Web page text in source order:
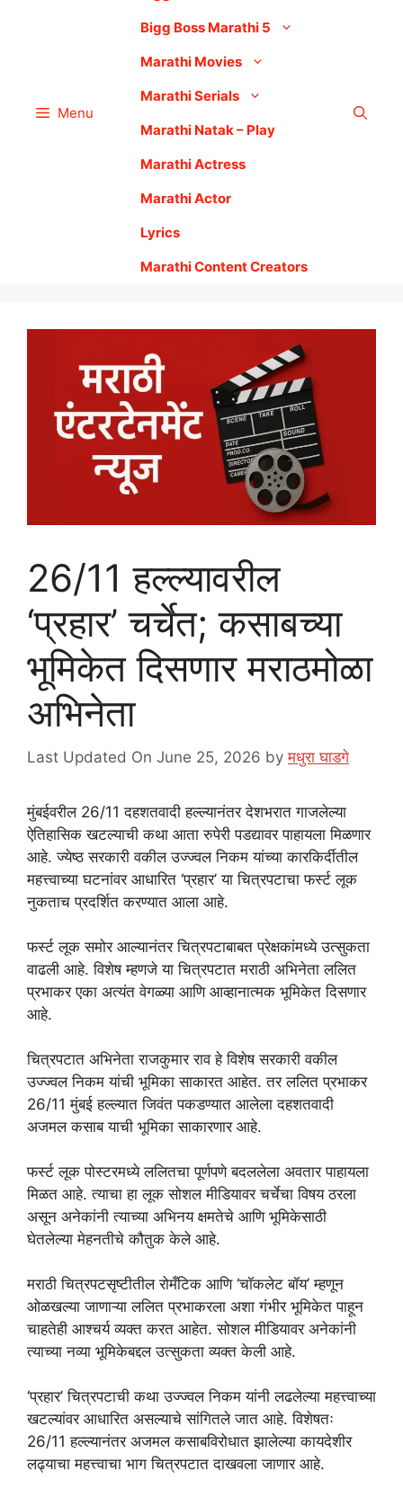
Menu
Bigg Boss Marathi 5
Marathi Movies
Marathi Serials
Marathi Natak – Play
Marathi Actress
Marathi Actor
Lyrics
Marathi Content Creators
26/11 हल्ल्यावरील
‘प्रहार’ चर्चेत; कसाबच्या
भूमिकेत दिसणार मराठमोळा
अभिनेता
Last Updated On June 25, 2026 byमधुरा घाडगे
मुंबईवरील 26/11 दहशतवादी हल्ल्यानंतर देशभरात गाजलेल्या
ऐतिहासिक खटल्याची कथा आता रुपेरी पडद्यावर पाहायला मिळणार
आहे. ज्येष्ठ सरकारी वकील उज्ज्वल निकम यांच्या कारकिर्दीतील
महत्त्वाच्या घटनांवर आधारित ‘प्रहार’ या चित्रपटाचा फर्स्ट लूक
नुकताच प्रदर्शित करण्यात आला आहे.
फर्स्ट लूक समोर आल्यानंतर चित्रपटाबाबत प्रेक्षकांमध्ये उत्सुकता
वाढली आहे. विशेष म्हणजे या चित्रपटात मराठी अभिनेता ललित
प्रभाकर एका अत्यंत वेगळ्या आणि आव्हानात्मक भूमिकेत दिसणार
आहे.
चित्रपटात अभिनेता राजकुमार राव हे विशेष सरकारी वकील
उज्ज्वल निकम यांची भूमिका साकारत आहेत. तर ललित प्रभाकर
26/11 मुंबई हल्ल्यात जिवंत पकडण्यात आलेला दहशतवादी
अजमल कसाब याची भूमिका साकारणार आहे.
फर्स्ट लूक पोस्टरमध्ये ललितचा पूर्णपणे बदललेला अवतार पाहायला
मिळत आहे. त्याचा हा लूक सोशल मीडियावर चर्चेचा विषय ठरला
असून अनेकांनी त्याच्या अभिनय क्षमतेचे आणि भूमिकेसाठी
घेतलेल्या मेहनतीचे कौतुक केले आहे.
मराठी चित्रपटसृष्टीतील रोमँटिक आणि ‘चॉकलेट बॉय’ म्हणून
ओळखल्या जाणाऱ्या ललित प्रभाकरला अशा गंभीर भूमिकेत पाहून
चाहतेही आश्चर्य व्यक्त करत आहेत. सोशल मीडियावर अनेकांनी
त्याच्या नव्या भूमिकेबद्दल उत्सुकता व्यक्त केली आहे.
‘प्रहार’ चित्रपटाची कथा उज्ज्वल निकम यांनी लढलेल्या महत्त्वाच्या
खटल्यांवर आधारित असल्याचे सांगितले जात आहे. विशेषतः
26/11 हल्ल्यानंतर अजमल कसाबविरोधात झालेल्या कायदेशीर
लढ्याचा महत्त्वाचा भाग चित्रपटात दाखवला जाणार आहे.